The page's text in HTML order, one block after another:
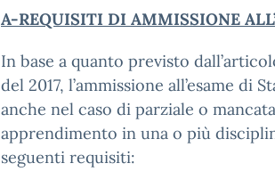
A-REQUISITI DI AMMISSIONE
In base a quanto previsto
del 2017, l’ammissione all’esame di
anche nel caso di parziale o
apprendimento in una o più
seguenti requisiti: